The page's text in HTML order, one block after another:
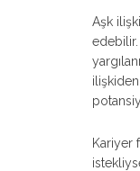
Aşk
edebilir.
Kariyer